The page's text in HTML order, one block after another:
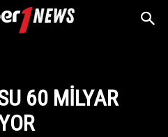
60 MILYAR